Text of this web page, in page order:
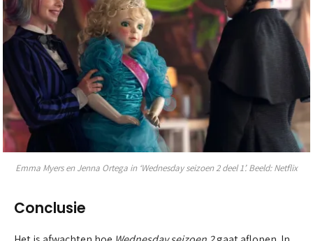
Emma Myers en Jenna Ortega in ‘Wednesday seizoen 2 deel 1’. Beeld: Netflix
Conclusie